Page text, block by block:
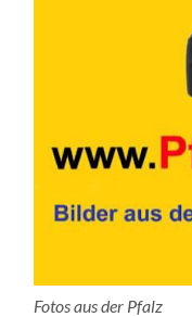
Fotos aus der Pfalz